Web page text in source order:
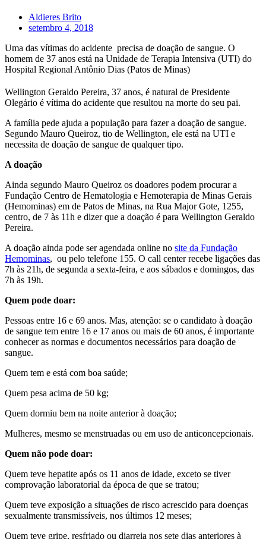
Aldieres Brito
setembro 4, 2018
Uma das vítimas do acidente precisa de doação de sangue. O
homem de 37 anos está na Unidade de Terapia Intensiva (UTI) do
Hospital Regional Antônio Dias (Patos de Minas)
Wellington Geraldo Pereira, 37 anos, é natural de Presidente
Olegário é vítima do acidente que resultou na morte do seu pai.
A família pede ajuda a população para fazer a doação de sangue.
Segundo Mauro Queiroz, tio de Wellington, ele está na UTI e
necessita de doação de sangue de qualquer tipo.
A doação
Ainda segundo Mauro Queiroz os doadores podem procurar a
Fundação Centro de Hematologia e Hemoterapia de Minas Gerais
(Hemominas) em de Patos de Minas, na Rua Major Gote, 1255,
centro, de 7 às 11h e dizer que a doação é para Wellington Geraldo
Pereira.
A doação ainda pode ser agendada online no site da Fundação
Hemominas, ou pelo telefone 155. O call center recebe ligações das
7h às 21h, de segunda a sexta-feira, e aos sábados e domingos, das
7h às 19h.
Quem pode doar:
Pessoas entre 16 e 69 anos. Mas, atenção: se o candidato à doação
de sangue tem entre 16 e 17 anos ou mais de 60 anos, é importante
conhecer as normas e documentos necessários para doação de
sangue.
Quem tem e está com boa saúde;
Quem pesa acima de 50 kg;
Quem dormiu bem na noite anterior à doação;
Mulheres, mesmo se menstruadas ou em uso de anticoncepcionais.
Quem não pode doar:
Quem teve hepatite após os 11 anos de idade, exceto se tiver
comprovação laboratorial da época de que se tratou;
Quem teve exposição a situações de risco acrescido para doenças
sexualmente transmissíveis, nos últimos 12 meses;
Quem teve gripe, resfriado ou diarreia nos sete dias anteriores à